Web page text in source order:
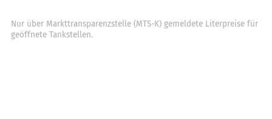
Nur über Markttransparenzstelle (MTS-K) gemeldete Literpreise für
geöffnete Tankstellen.